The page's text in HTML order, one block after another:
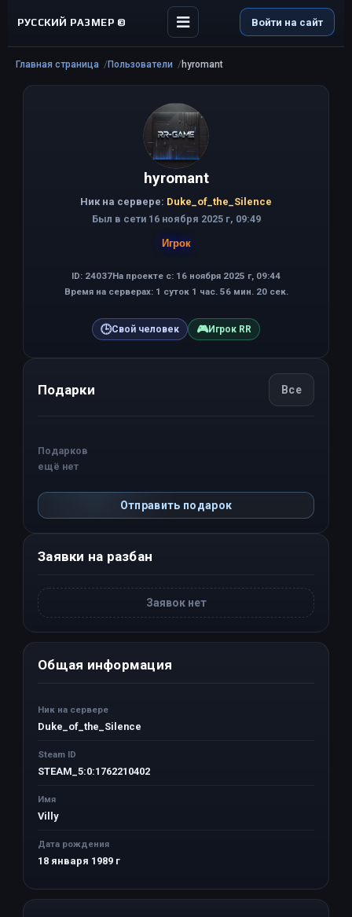
РУССКИЙ РАЗМЕР © Войти на сайт
Главная страница Пользователи hyromant
hyromant
Ник на сервере: Duke_of_the_Silence
Был в сети 16 ноября 2025 г, 09:49
Игрок
ID: 24037На проекте с: 16 ноября 2025 г, 09:44
Время на серверах: 1 суток 1 час. 56 мин. 20 сек.
🕒Свой человек 🎮Игрок RR
Подарки Все
Подарков
ещё нет
Отправить подарок
Заявки на разбан
Заявок нет
Общая информация
Ник на сервере
Duke_of_the_Silence
Steam ID
STEAM_5:0:1762210402
Имя
Villy
Дата рождения
18 января 1989 г